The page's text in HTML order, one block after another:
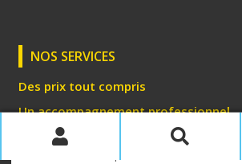
NOS SERVICES
Des prix tout compris
Un accompagnement professionnel
Des services exclusifs
Recherche
pour :
Recherche